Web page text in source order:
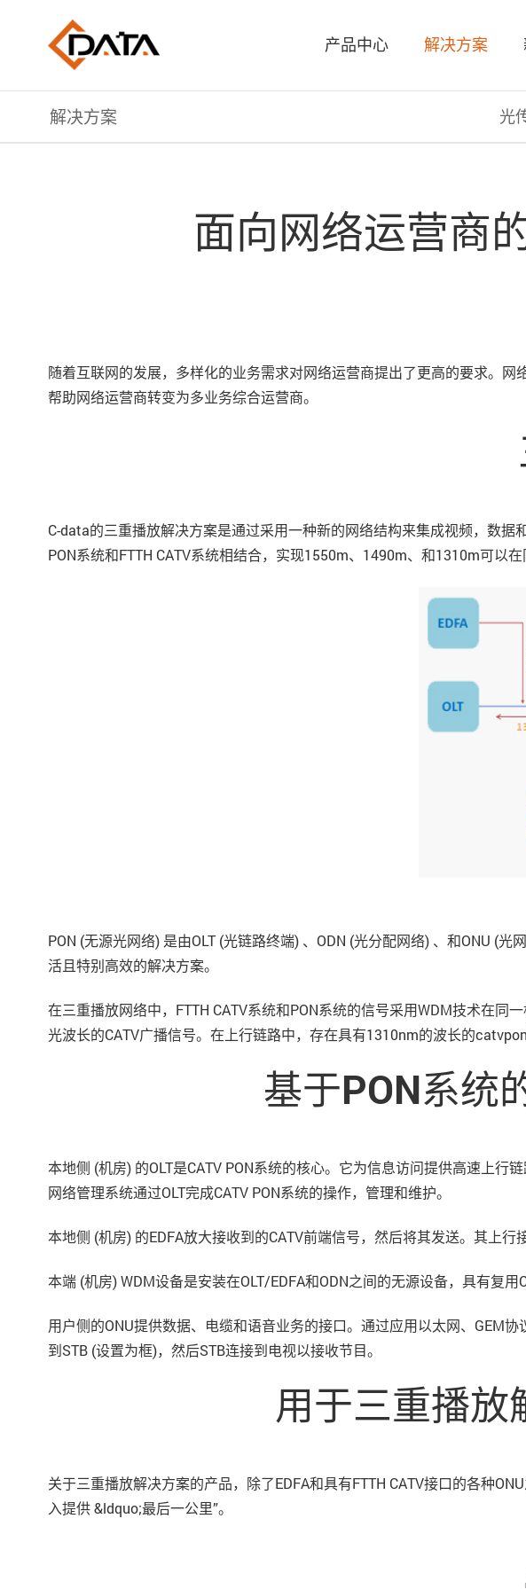
产品中心 解决方案
解决方案 光
面向网络运营商
随着互联网的发展，多样化的业务需求对网络运营商提出了更高的要求。
帮助网络运营商转变为多业务综合运营商。
C-data的三重播放解决方案是通过采用一种新的网络结构来集成视频，数
PON系统和FTTH CATV系统相结合，实现1550m、1490m、和1310m可以
PON (无源光网络) 是由OLT (光链路终端) 、ODN (光分配网络) 、和ONU (
活且特别高效的解决方案。
在三重播放网络中，FTTH CATV系统和PON系统的信号采用WDM技术在
光波长的CATV广播信号。在上行链路中，存在具有1310nm的波长的catvpon
基于PON系统
本地侧 (机房) 的OLT是CATV PON系统的核心。它为信息访问提供高速上行
网络管理系统通过OLT完成CATV PON系统的操作，管理和维护。
本地侧 (机房) 的EDFA放大接收到的CATV前端信号，然后将其发送。其上
本端 (机房) WDM设备是安装在OLT/EDFA和ODN之间的无源设备，具有复用
用户侧的ONU提供数据、电缆和语音业务的接口。通过应用以太网、GEM
到STB (设置为框)，然后STB连接到电视以接收节目。
用于三重播放
关于三重播放解决方案的产品，除了EDFA和具有FTTH CATV接口的各种
入提供 &ldquo;最后一公里”。